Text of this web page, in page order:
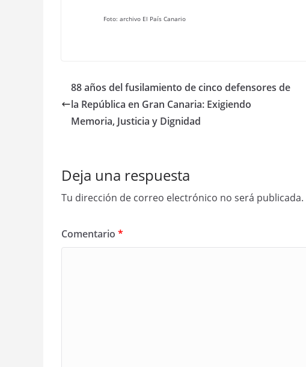
Foto: archivo El País Canario
88 años del fusilamiento de cinco defensores de
la República en Gran Canaria: Exigiendo
Memoria, Justicia y Dignidad
Deja una respuesta
Tu dirección de correo electrónico no será publicada.
Comentario *